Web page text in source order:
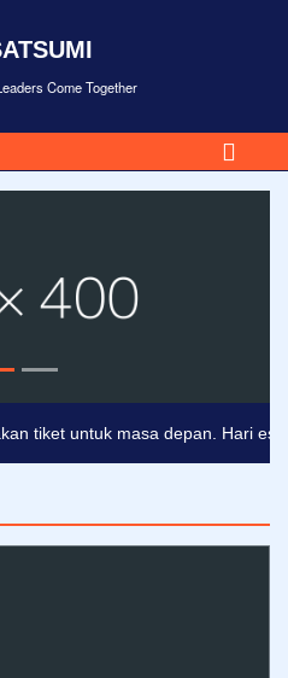
Come Together
untuk masa depan. Hari esok